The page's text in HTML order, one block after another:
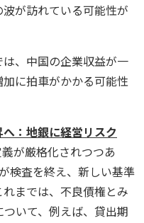
が訪れている可能性が
、中国の企業収益が一
に拍車がかかる可能性
：地銀に経営リスク
が厳格化されつつあ
検査を終え、新しい基準
までは、不良債権とみ
いて、例えば、貸出期